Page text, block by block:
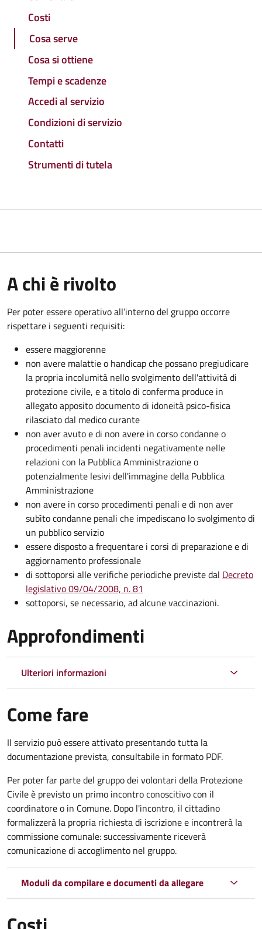
Costi
Cosa serve
Cosa si ottiene
Tempi e scadenze
Accedi al servizio
Condizioni di servizio
Contatti
Strumenti di tutela
A chi è rivolto
Per poter essere operativo all’interno del gruppo occorre
rispettare i seguenti requisiti:
essere maggiorenne
non avere malattie o handicap che possano pregiudicare
la propria incolumità nello svolgimento dell'attività di
protezione civile, e a titolo di conferma produce in
allegato apposito documento di idoneità psico-fisica
rilasciato dal medico curante
non aver avuto e di non avere in corso condanne o
procedimenti penali incidenti negativamente nelle
relazioni con la Pubblica Amministrazione o
potenzialmente lesivi dell'immagine della Pubblica
Amministrazione
non avere in corso procedimenti penali e di non aver
subìto condanne penali che impediscano lo svolgimento di
un pubblico servizio
essere disposto a frequentare i corsi di preparazione e di
aggiornamento professionale
di sottoporsi alle verifiche periodiche previste dal Decreto
legislativo 09/04/2008, n. 81
sottoporsi, se necessario, ad alcune vaccinazioni.
Approfondimenti
Ulteriori informazioni
Come fare
Il servizio può essere attivato presentando tutta la
documentazione prevista, consultabile in formato PDF.
Per poter far parte del gruppo dei volontari della Protezione
Civile è previsto un primo incontro conoscitivo con il
coordinatore o in Comune. Dopo l'incontro, il cittadino
formalizzerà la propria richiesta di iscrizione e incontrerà la
commissione comunale: successivamente riceverà
comunicazione di accoglimento nel gruppo.
Moduli da compilare e documenti da allegare